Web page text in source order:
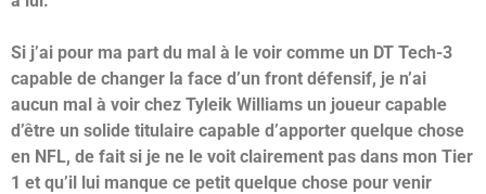
Si j’ai pour ma part du mal à le voir comme un DT Tech-3
capable de changer la face d’un front défensif, je n’ai
aucun mal à voir chez Tyleik Williams un joueur capable
d’être un solide titulaire capable d’apporter quelque chose
en NFL, de fait si je ne le voit clairement pas dans mon Tier
1 et qu’il lui manque ce petit quelque chose pour venir